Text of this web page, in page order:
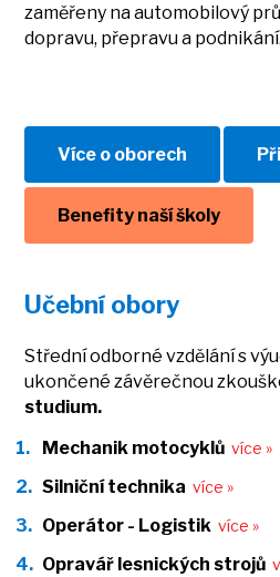
zaměřeny na automobilový
dopravu, přepravu a podnikání.
Více o oborech
Benefity naší školy
Učební obory
Střední odborné vzdělání s
ukončené závěrečnou
studium.
Mechanik motocyklů
Silniční technika
Operátor - Logistik
Opravář lesnických strojů